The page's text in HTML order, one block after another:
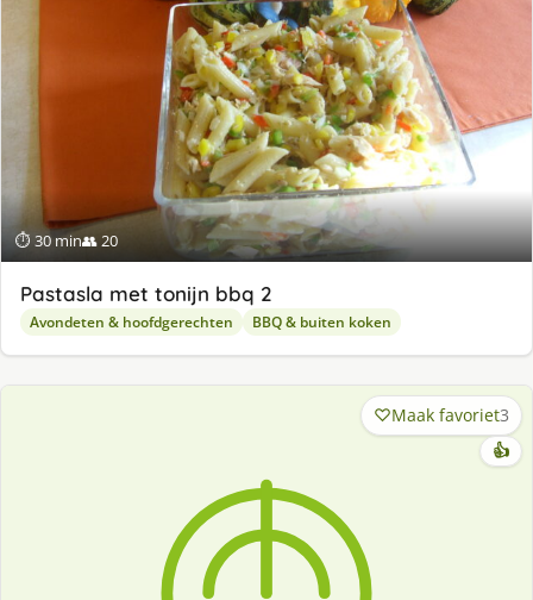
⏱ 30 min👥 20
Pastasla met tonijn bbq 2
Avondeten & hoofdgerechten BBQ & buiten koken
Maak favoriet3
👍